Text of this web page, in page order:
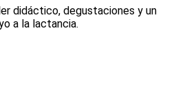
didáctico, degustaciones y un
a la lactancia.